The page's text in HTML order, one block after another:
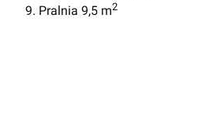
9. Pralnia 9,5 m2